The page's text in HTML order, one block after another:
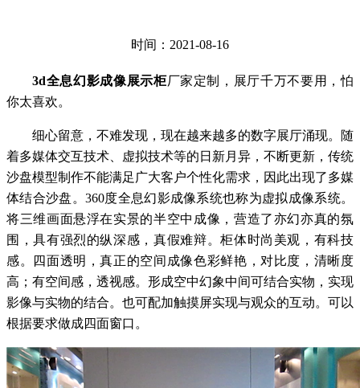
时间：2021-08-16
3d全息幻影成像展示柜厂家定制，展厅千万不要用，怕
你太喜欢。
细心留意，不难发现，现在越来越多的数字展厅涌现。随
着多媒体交互技术、虚拟技术等的日新月异，不断更新，传统
沙盘模型制作不能满足广大客户个性化需求，因此出现了多媒
体结合沙盘。360度全息幻影成像系统也称为虚拟成像系统。
将三维画面悬浮在实景的半空中成像，营造了亦幻亦真的氛
围，具有强烈的纵深感，真假难辩。柜体时尚美观，有科技
感。四面透明，真正的空间成像色彩鲜艳，对比度，清晰度
高；有空间感，透视感。形成空中幻象中间可结合实物，实现
影像与实物的结合。也可配加触摸屏实现与观众的互动。可以
根据要求做成四面窗口。